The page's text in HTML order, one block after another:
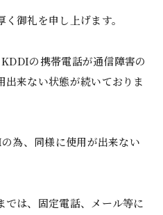
御礼を申し上げます。
の携帯電話が通信障害の
来ない状態が続いておりま
為、同様に使用が出来ない
は、固定電話、メール等に